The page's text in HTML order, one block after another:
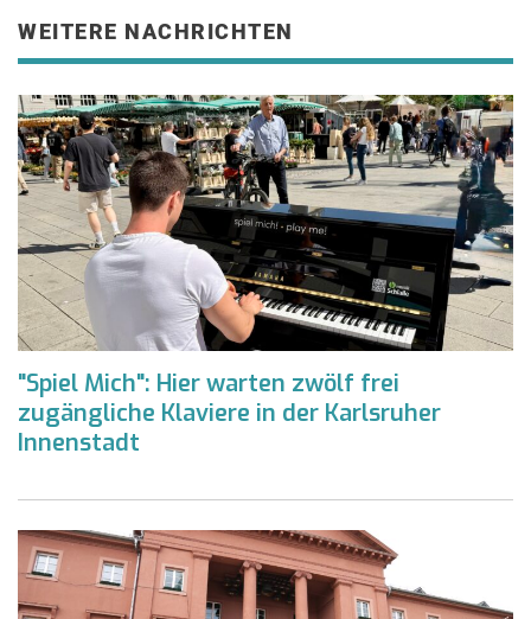
WEITERE NACHRICHTEN
"Spiel Mich": Hier warten zwölf frei
zugängliche Klaviere in der Karlsruher
Innenstadt